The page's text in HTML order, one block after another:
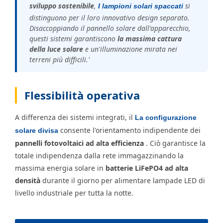
sviluppo sostenibile, I lampioni solari spaccati si
distinguono per il loro innovativo design separato.
Disaccoppiando il pannello solare dall'apparecchio,
questi sistemi garantiscono la massima cattura
della luce solare e un'illuminazione mirata nei
terreni più difficili.'
Flessibilità operativa
A differenza dei sistemi integrati, il La configurazione
solare divisa consente l'orientamento indipendente dei
pannelli fotovoltaici ad alta efficienza . Ciò garantisce la
totale indipendenza dalla rete immagazzinando la
massima energia solare in batterie LiFePO4 ad alta
densità durante il giorno per alimentare lampade LED di
livello industriale per tutta la notte.